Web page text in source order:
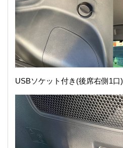
USBソケット付き(後席右側1口)